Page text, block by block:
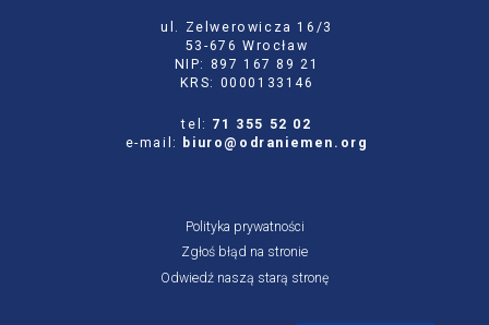
ul. Zelwerowicza 16/3
53-676 Wrocław
NIP: 897 167 89 21
KRS: 0000133146
tel: 71 355 52 02
e-mail:
biuro@odraniemen.org
Polityka prywatności
Zgłoś błąd na stronie
Odwiedź naszą starą stronę